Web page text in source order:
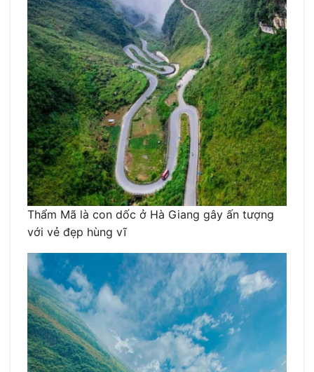
Thẩm Mã là con dốc ở Hà Giang gây ấn tượng
với vẻ đẹp hùng vĩ